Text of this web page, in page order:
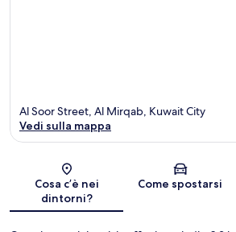
Mappa
Al Soor Street, Al Mirqab, Kuwait City
Vedi sulla mappa
Cosa c’è nei
dintorni?
Come spostarsi